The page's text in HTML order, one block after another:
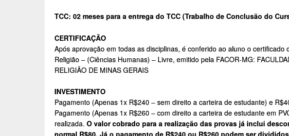
TCC: 02 meses para a entrega do TCC (Trabalho de Conclusão do
CERTIFICAÇÃO
Após aprovação em todas as disciplinas, é conferido ao aluno o certificado
Religião – (Ciências Humanas) – Livre, emitido pela FACOR-MG:
RELIGIÃO DE MINAS GERAIS
INVESTIMENTO
Pagamento (Apenas 1x R$240 – sem direito a carteira de estudante) e
Pagamento (Apenas 1x R$260 – com direito a carteira de estudante em
realizada. O valor cobrado para a realização das provas já inclui